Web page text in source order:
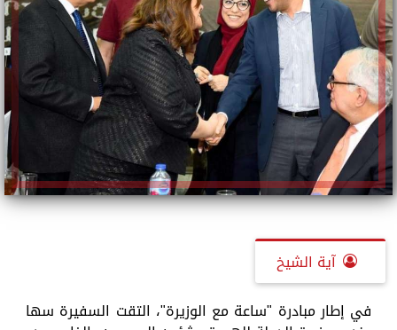
آية الشيخ
في إطار مبادرة "ساعة مع الوزيرة"، التقت السفيرة سها